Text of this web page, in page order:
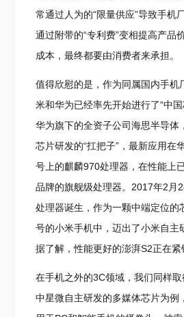
常通过人为的“限量供应”导致手机
通过附带的“专利费”变相提高产品
成本，最终都要由消费者来承担。
值得欣慰的是，作为同属国内手机
米和华为已经率先开始进行了“中国
华为旗下的全资子公司海思半导体
芯片研发的“扛把子”，最新应用在
号上的麒麟970处理器，在性能上
品牌的旗舰级处理器。2017年2月
处理器诞生，作为一颗中端定位的
号的小米手机中，迈出了小米自主
据了解，性能更好的澎湃S2正在紧
在手机之外的3C领域，我们同样
中星微自主研发的多媒体芯片为例